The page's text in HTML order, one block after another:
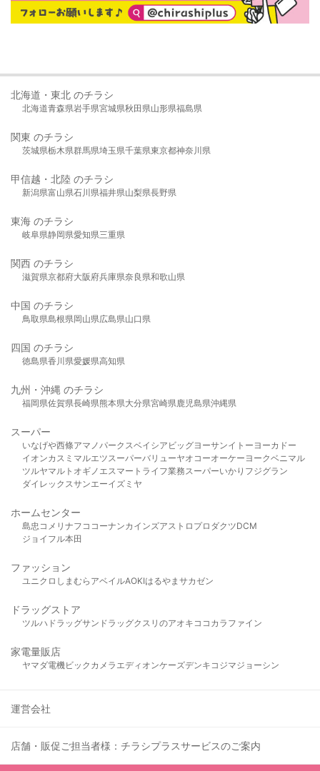
北海道・東北 のチラシ
北海道青森県岩手県宮城県秋田県山形県福島県
関東 のチラシ
茨城県栃木県群馬県埼玉県千葉県東京都神奈川県
甲信越・北陸 のチラシ
新潟県富山県石川県福井県山梨県長野県
東海 のチラシ
岐阜県静岡県愛知県三重県
関西 のチラシ
滋賀県京都府大阪府兵庫県奈良県和歌山県
中国 のチラシ
鳥取県島根県岡山県広島県山口県
四国 のチラシ
徳島県香川県愛媛県高知県
九州・沖縄 のチラシ
福岡県佐賀県長崎県熊本県大分県宮崎県鹿児島県沖縄県
スーパー
いなげや西條アマノパークスベイシア ビッグヨーサンイトーヨーカドー
イオンカスミ マルエツスーパーバリューヤオコーオーケー ヨークベニマル
ツルヤマルト オギノ エスマート ライフ業務スーパーいかり フジグラン
ダイレックスサンエーイズミヤ
ホームセンター
島忠 コメリ ナフコ コーナンカインズアストロプロダクツDCM
ジョイフル本田
ファッション
ユニクロ しまむら アベイルAOKIはるやま サカゼン
ドラッグストア
ツルハドラッグサンドラッグクスリのアオキ ココカラファイン
家電量販店
ヤマダ電機ビックカメラ エディオンケーズデンキ コジマジョーシン
運営会社
店舗・販促ご担当者様：チラシプラスサービスのご案内